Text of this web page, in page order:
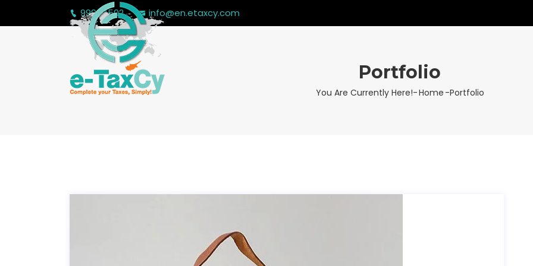
99994502 info@en.etaxcy.com
Portfolio
You Are Currently Here!-Home -Portfolio